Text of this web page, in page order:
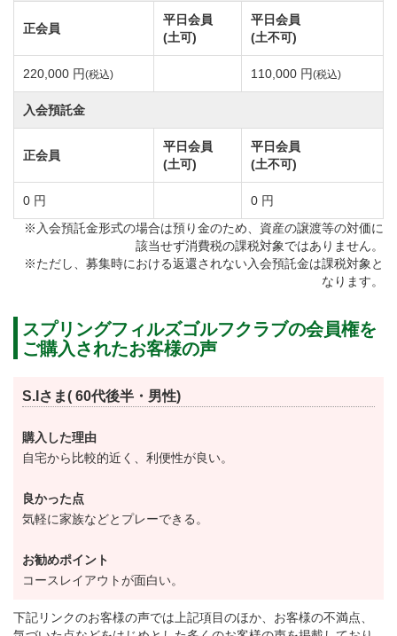
ションは最高。ゴルフライフを十分に満喫頂けます。
コース内を流れるクリーク、池が絡むホール、グリー
います。
点在している10個の池をどのように攻略するかがスコ
アメイクのカギを握っています。
ドラコン推奨ホールはOUT9番・IN18番、ニアピン推
奨ホールはOUT8番・IN11番です。
スプリングフィルズゴルフクラブのプレースタイルは
乗用カートを使用したセルフプレーです。
ィルズゴルフクラブへご相談をお願い致します。
また、グリーンはプロ選手の競技レベル高さが体験で
す。
スプリングフィルズゴルフクラブだからこそ実現でき
たハイクオリティなグリーンをぜひお楽しみくださ
い。
築家の今里隆氏が設計による美しい佇まいです。
建築の美しさを追求する作品を多く手掛けてきた名匠
正会員
平日会員
(土可)
平日会員
(土不可)
220,000 円(税込) 110,000 円(税込)
入会預託金
正会員
平日会員
(土可)
平日会員
(土不可)
0 円
0 円
※入会預託金形式の場合は預り金のため、資産の譲渡等の対価に
該当せず消費税の課税対象ではありません。
※ただし、募集時における返還されない入会預託金は課税対象と
なります。
スプリングフィルズゴルフクラブの会員権を
ご購入されたお客様の声
S.Iさま( 60代後半・男性)
購入した理由
自宅から比較的近く、利便性が良い。
良かった点
気軽に家族などとプレーできる。
お勧めポイント
コースレイアウトが面白い。
下記リンクのお客様の声では上記項目のほか、お客様の不満点、